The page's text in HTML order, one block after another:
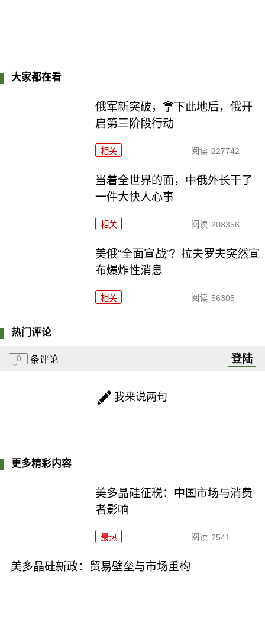
大家都在看
俄军新突破，拿下此地后，俄开
启第三阶段行动
相关 阅读 227742
当着全世界的面，中俄外长干了
一件大快人心事
相关 阅读 208356
美俄“全面宣战”？拉夫罗夫突然宣
布爆炸性消息
相关 阅读 56305
热门评论
0 条评论 登陆
我来说两句
更多精彩内容
美多晶硅征税：中国市场与消费
者影响
最热 阅读 2541
美多晶硅新政：贸易壁垒与市场重构